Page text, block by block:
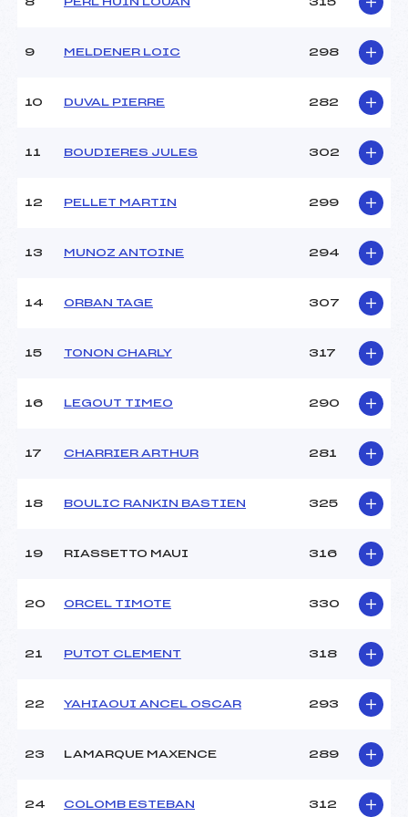
8 PERL HUIN LOUAN 315
9 MELDENER LOIC 298
10 DUVAL PIERRE 282
11 BOUDIERES JULES 302
12 PELLET MARTIN 299
13 MUNOZ ANTOINE 294
14 ORBAN TAGE 307
15 TONON CHARLY 317
16 LEGOUT TIMEO 290
17 CHARRIER ARTHUR 281
18 BOULIC RANKIN BASTIEN 325
19 RIASSETTO MAUI 316
20 ORCEL TIMOTE 330
21 PUTOT CLEMENT 318
22 YAHIAOUI ANCEL OSCAR 293
23 LAMARQUE MAXENCE 289
24 COLOMB ESTEBAN 312